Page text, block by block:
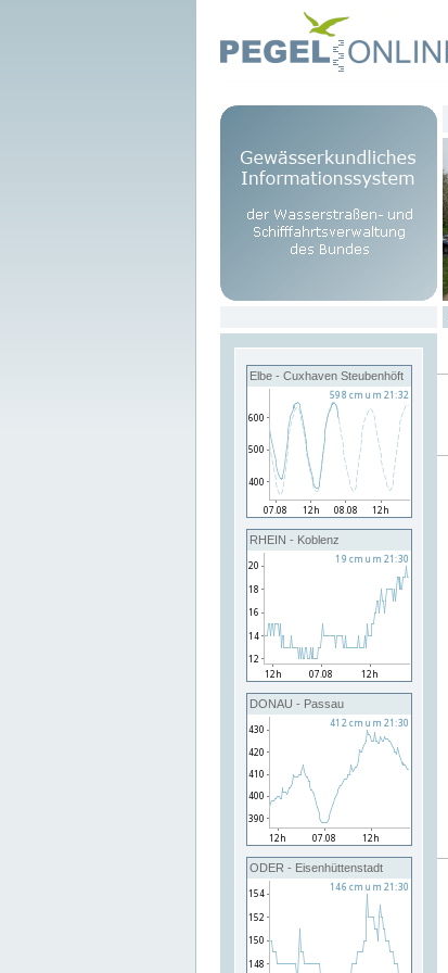
Elbe - Cuxhaven Steubenhöft
RHEIN - Koblenz
DONAU - Passau
ODER - Eisenhüttenstadt